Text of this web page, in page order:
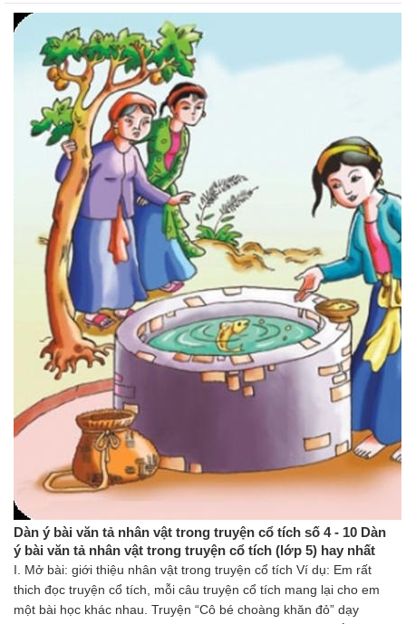
Dàn ý bài văn tả nhân vật trong truyện cổ tích số 4 - 10 Dàn
ý bài văn tả nhân vật trong truyện cổ tích (lớp 5) hay nhất
I. Mở bài: giới thiệu nhân vật trong truyện cổ tích Ví dụ: Em rất
thich đọc truyện cổ tích, mỗi câu truyện cổ tích mang lại cho em
một bài học khác nhau. Truyện “Cô bé choàng khăn đỏ” dạy